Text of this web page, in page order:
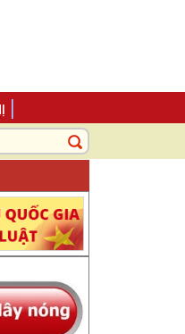
LÀM TRUNG TÂM